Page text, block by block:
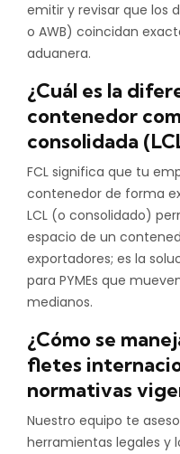
emitir y revisar que los
o AWB) coincidan
aduanera.
¿Cuál es la
contenedor
consolidada
FCL significa que tu
contenedor de forma
LCL (o consolidado)
espacio de un
exportadores; es la
para PYMEs que
medianos.
¿Cómo se
fletes
normativas
Nuestro equipo te
herramientas legales y